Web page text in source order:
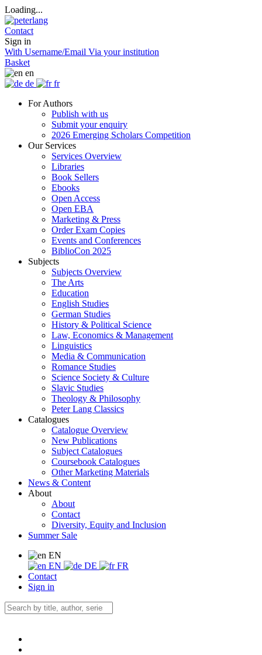
Loading...
Contact
Sign in
With Username/Email Via your institution
Basket
en
de
fr
For Authors
Publish with us
Submit your enquiry
2026 Emerging Scholars Competition
Our Services
Services Overview
Libraries
Book Sellers
Ebooks
Open Access
Open EBA
Marketing & Press
Order Exam Copies
Events and Conferences
BiblioCon 2025
Subjects
Subjects Overview
The Arts
Education
English Studies
German Studies
History & Political Science
Law, Economics & Management
Linguistics
Media & Communication
Romance Studies
Science Society & Culture
Slavic Studies
Theology & Philosophy
Peter Lang Classics
Catalogues
Catalogue Overview
New Publications
Subject Catalogues
Coursebook Catalogues
Other Marketing Materials
News & Content
About
About
Contact
Diversity, Equity and Inclusion
Summer Sale
EN
EN
DE
FR
Contact
Sign in